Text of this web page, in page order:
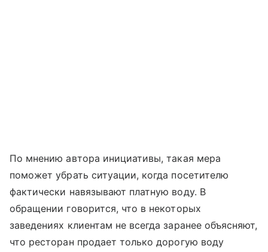
По мнению автора инициативы, такая мера
поможет убрать ситуации, когда посетителю
фактически навязывают платную воду. В
обращении говорится, что в некоторых
заведениях клиентам не всегда заранее объясняют,
что ресторан продает только дорогую воду